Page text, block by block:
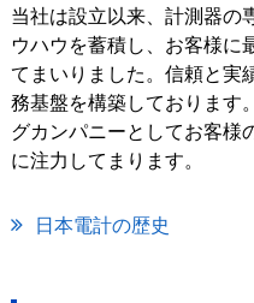
当社は設立以来、計測器の
ウハウを蓄積し、お客様
てまいりました。信頼と実
務基盤を構築しております
グカンパニーとしてお客様
に注力してまります。
日本電計の歴史